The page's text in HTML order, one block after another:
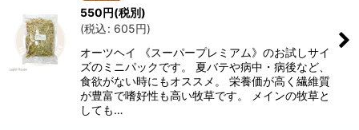
550円(税別)
(税込: 605円)
オーツヘイ 《スーパープレミアム》のお試しサイ
ズのミニパックです。 夏バテや病中・病後など、
食欲がない時にもオススメ。 栄養価が高く繊維質
が豊富で嗜好性も高い牧草です。 メインの牧草と
しても…